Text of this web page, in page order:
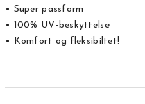
• Super passform
• 100% UV-beskyttelse
• Komfort og fleksibiltet!